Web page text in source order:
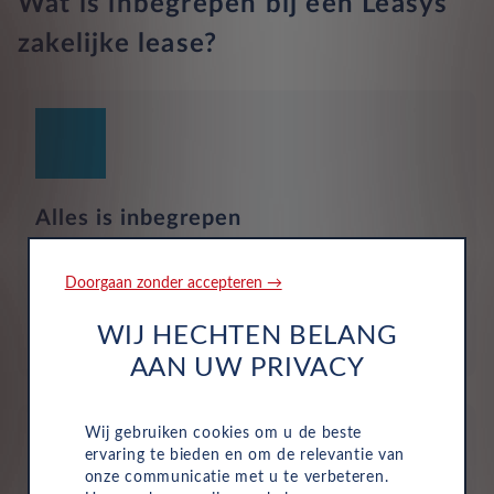
zakelijke lease?
Alles is inbegrepen
en pechhulp zijn allemaal inbegrepen in de vaste
Hierdoor wordt het eenvoudig om de voertuigen van
uw bedrijf te beheren.
Doorgaan zonder accepteren →
WIJ HECHTEN BELANG
AAN UW PRIVACY
Wij gebruiken cookies om u de beste
ervaring te bieden en om de relevantie van
onze communicatie met u te verbeteren.